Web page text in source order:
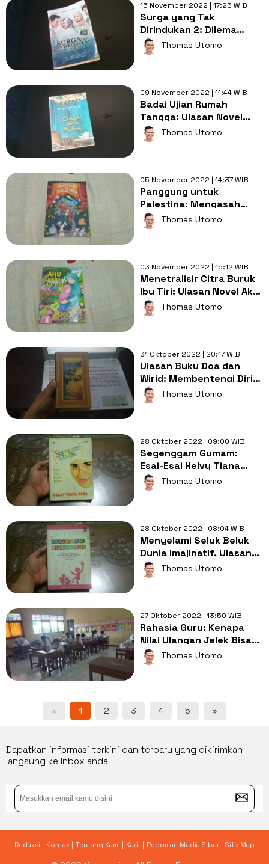
15 November 2022 | 17:23 WIB
Surga yang Tak
Dirindukan 2: Dilema
PoligamiThomas Utomo
09 November 2022 | 11:44 WIB
Badai Ujian Rumah
Tangga: Ulasan Novel
Cinta Segala Musim
Thomas Utomo
05 November 2022 | 14:37 WIB
Panggung untuk
Palestina: Mengasah
Empati terhadap Kaum
Terzalimi
Thomas Utomo
03 November 2022 | 15:12 WIB
Menetralisir Citra Buruk
Ibu Tiri: Ulasan Novel Aku
Sayang Bunda
Thomas Utomo
31 Oktober 2022 | 20:17 WIB
Ulasan Buku Doa dan
Wirid: Membentengi Diri
dari Guna-Guna dan Sihir
Menurut Al Quran dan As
Thomas Utomo
28 Oktober 2022 | 09:00 WIB
Segenggam Gumam:
Esai-Esai Helvy Tiana
Rosa tentang Sastra dan
Kepenulisan
Thomas Utomo
28 Oktober 2022 | 08:04 WIB
Menyelami Seluk Beluk
Dunia Imajinatif, Ulasan
Buku Keajaiban Dongeng
Thomas Utomo
27 Oktober 2022 | 13:50 WIB
Rahasia Guru: Kenapa
Nilai Ulangan Jelek Bisa
Jadi Bagus Ketika di
Rapor?
Thomas Utomo
« 1 2 3 4 5 »
Dapatkan informasi terkini dan terbaru yang dikirimkan
langsung ke Inbox anda
Redaksi | Kontak | Tentang Kami | Karir | Pedoman Media Siber | Site Map